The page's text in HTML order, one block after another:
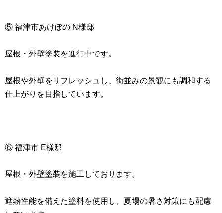
⑤ 福津市あけぼの N様邸
屋根・外壁塗装を進行中です。
屋根や外壁をリフレッシュし、街並みの景観にも調和する
仕上がりを目指しています。
⑥ 福津市 E様邸
屋根・外壁塗装を施工しております。
遮熱性能を備えた塗料を使用し、夏場の暑さ対策にも配慮